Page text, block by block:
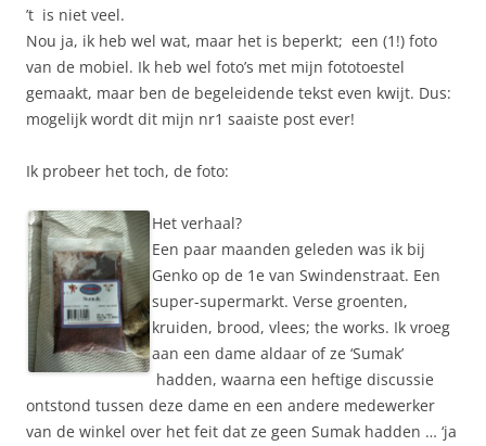
’t is niet veel.
Nou ja, ik heb wel wat, maar het is beperkt; een (1!) foto
van de mobiel. Ik heb wel foto’s met mijn fototoestel
gemaakt, maar ben de begeleidende tekst even kwijt. Dus:
mogelijk wordt dit mijn nr1 saaiste post ever!
Ik probeer het toch, de foto:
Het verhaal?
Een paar maanden geleden was ik bij
Genko op de 1e van Swindenstraat. Een
super-supermarkt. Verse groenten,
kruiden, brood, vlees; the works. Ik vroeg
aan een dame aldaar of ze ‘Sumak’
hadden, waarna een heftige discussie
ontstond tussen deze dame en een andere medewerker
van de winkel over het feit dat ze geen Sumak hadden … ‘ja